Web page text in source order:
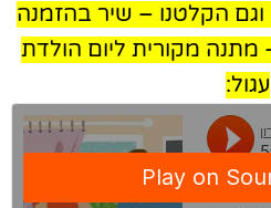
וגם הקלטנו – שיר בהזמנה
ליום הולדת 50 – מתנה מקורית ליום הולדת
עגול: